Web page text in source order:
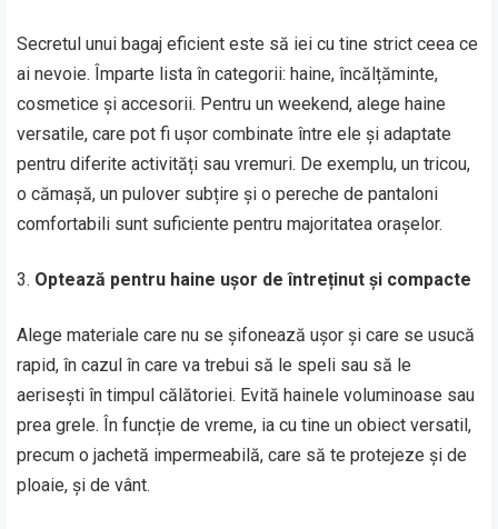
Secretul unui bagaj eficient este să iei cu tine strict ceea ce
ai nevoie. Împarte lista în categorii: haine, încălțăminte,
cosmetice și accesorii. Pentru un weekend, alege haine
versatile, care pot fi ușor combinate între ele și adaptate
pentru diferite activități sau vremuri. De exemplu, un tricou,
o cămașă, un pulover subțire și o pereche de pantaloni
comfortabili sunt suficiente pentru majoritatea orașelor.
Optează pentru haine ușor de întreținut și compacte
Alege materiale care nu se șifonează ușor și care se usucă
rapid, în cazul în care va trebui să le speli sau să le
aerisești în timpul călătoriei. Evită hainele voluminoase sau
prea grele. În funcție de vreme, ia cu tine un obiect versatil,
precum o jachetă impermeabilă, care să te protejeze și de
ploaie, și de vânt.